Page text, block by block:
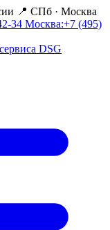
📍 СПб · Москва
34 Москва:+7 (495)